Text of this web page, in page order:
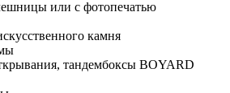
или с фотопечатью
камня
тандембоксы BOYARD